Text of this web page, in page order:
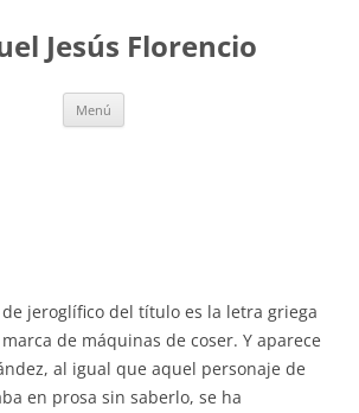
Jesús Florencio
Menú
jeroglífico del título es la letra griega
de máquinas de coser. Y aparece
al igual que aquel personaje de
en prosa sin saberlo, se ha